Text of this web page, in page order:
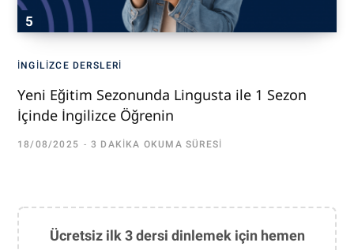
İNGILIZCE DERSLERI
Yeni Eğitim Sezonunda Lingusta ile 1 Sezon
İçinde İngilizce Öğrenin
18/08/2025 3 DAKIKA OKUMA SÜRESI
Ücretsiz ilk 3 dersi dinlemek için hemen